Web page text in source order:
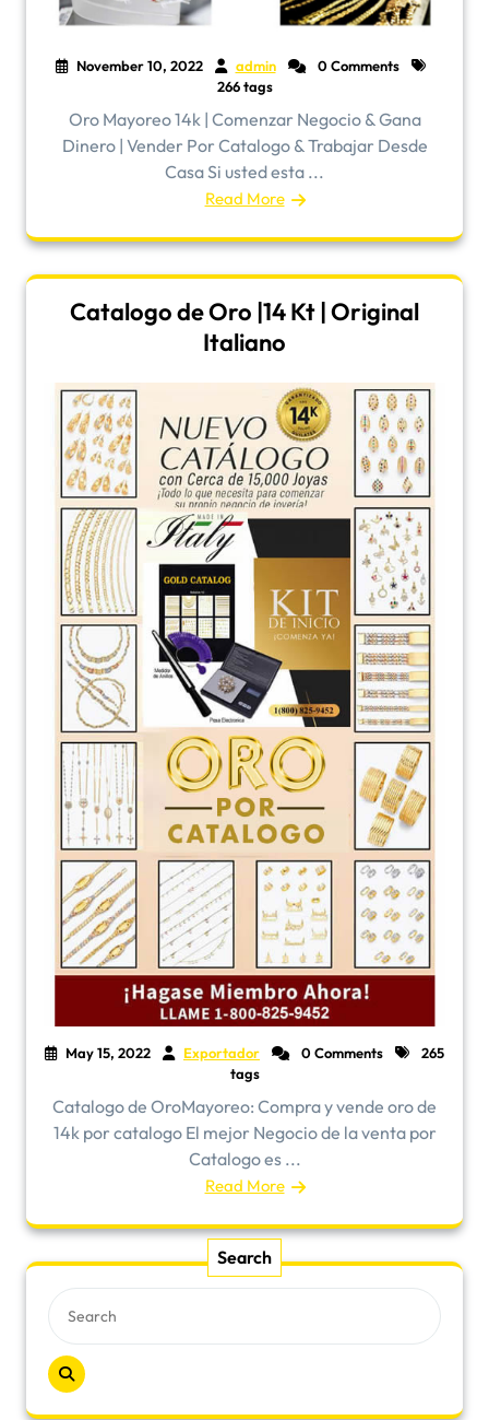
November 10, 2022 admin
0 Comments
266 tags
Oro Mayoreo 14k | Comenzar Negocio & Gana
Dinero | Vender Por Catalogo & Trabajar Desde
Casa Si usted esta ...
Read More
Catalogo de Oro |14 Kt | Original
Italiano
May 15, 2022 Exportador 0 Comments
265
tags
​Catalogo de OroMayoreo: Compra y vende oro de
14k por catalogo El mejor Negocio de la venta por
Catalogo es ...
Read More
Search